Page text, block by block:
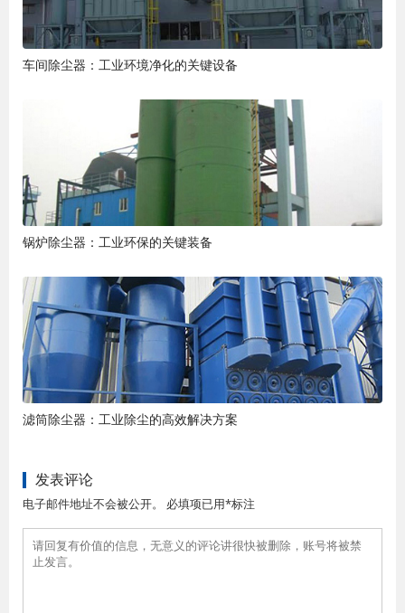
车间除尘器：工业环境净化的关键设备
锅炉除尘器：工业环保的关键装备
滤筒除尘器：工业除尘的高效解决方案
发表评论
电子邮件地址不会被公开。 必填项已用*标注